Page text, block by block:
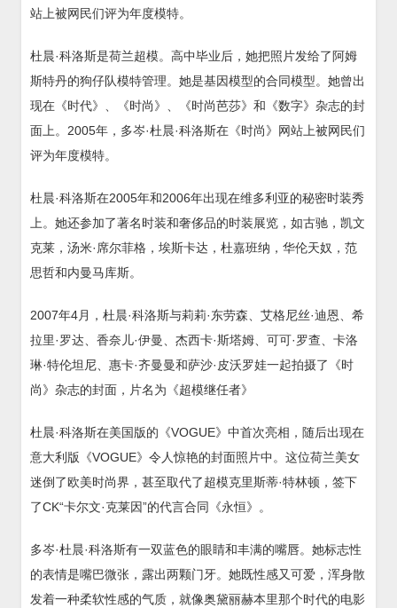
站上被网民们评为年度模特。
杜晨·科洛斯是荷兰超模。高中毕业后，她把照片发给了阿姆
斯特丹的狗仔队模特管理。她是基因模型的合同模型。她曾出
现在《时代》、《时尚》、《时尚芭莎》和《数字》杂志的封
面上。2005年，多岑·杜晨·科洛斯在《时尚》网站上被网民们
评为年度模特。
杜晨·科洛斯在2005年和2006年出现在维多利亚的秘密时装秀
上。她还参加了著名时装和奢侈品的时装展览，如古驰，凯文
克莱，汤米·席尔菲格，埃斯卡达，杜嘉班纳，华伦天奴，范
思哲和内曼马库斯。
2007年4月，杜晨·科洛斯与莉莉·东劳森、艾格尼丝·迪恩、希
拉里·罗达、香奈儿·伊曼、杰西卡·斯塔姆、可可·罗查、卡洛
琳·特伦坦尼、惠卡·齐曼曼和萨沙·皮沃罗娃一起拍摄了《时
尚》杂志的封面，片名为《超模继任者》
杜晨·科洛斯在美国版的《VOGUE》中首次亮相，随后出现在
意大利版《VOGUE》令人惊艳的封面照片中。这位荷兰美女
迷倒了欧美时尚界，甚至取代了超模克里斯蒂·特林顿，签下
了CK“卡尔文·克莱因”的代言合同《永恒》。
多岑·杜晨·科洛斯有一双蓝色的眼睛和丰满的嘴唇。她标志性
的表情是嘴巴微张，露出两颗门牙。她既性感又可爱，浑身散
发着一种柔软性感的气质，就像奥黛丽赫本里那个时代的电影